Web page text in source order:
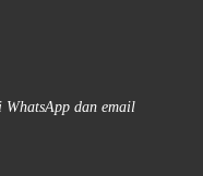
WhatsApp dan email